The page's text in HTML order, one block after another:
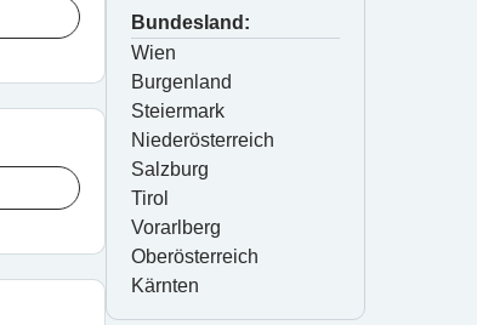
Bundesland:
Wien
Burgenland
Steiermark
Niederösterreich
Salzburg
Tirol
Vorarlberg
Oberösterreich
Kärnten